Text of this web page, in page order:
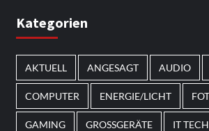
Kategorien
AKTUELL ANGESAGT AUDIO
COMPUTER ENERGIE/LICHT
GAMING GROSSGERÄTE IT